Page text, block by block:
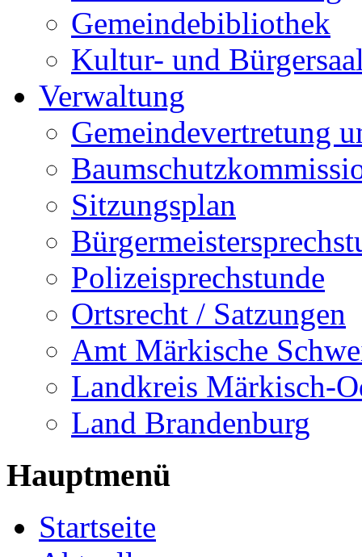
Gemeindebibliothek
Kultur- und
Verwaltung
Gemeindevertretung
Sitzungsplan
Polizeisprechstunde
Ortsrecht / Satzungen
Amt Märkische
Landkreis Märkisch-
Land Brandenburg
Hauptmenü
Startseite